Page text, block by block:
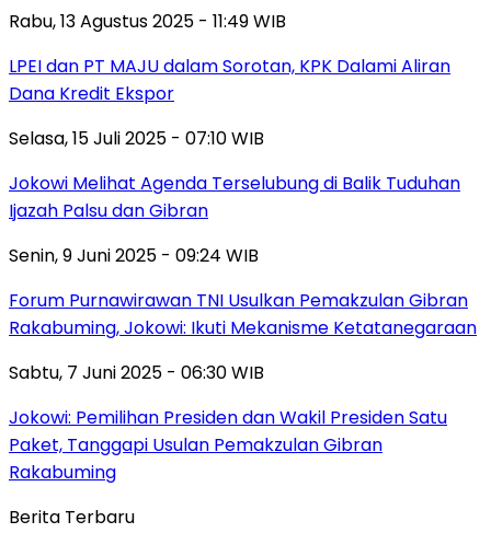
Rabu, 13 Agustus 2025 - 11:49 WIB
LPEI dan PT MAJU dalam Sorotan, KPK Dalami Aliran
Dana Kredit Ekspor
Selasa, 15 Juli 2025 - 07:10 WIB
Jokowi Melihat Agenda Terselubung di Balik Tuduhan
Ijazah Palsu dan Gibran
Senin, 9 Juni 2025 - 09:24 WIB
Forum Purnawirawan TNI Usulkan Pemakzulan Gibran
Rakabuming, Jokowi: Ikuti Mekanisme Ketatanegaraan
Sabtu, 7 Juni 2025 - 06:30 WIB
Jokowi: Pemilihan Presiden dan Wakil Presiden Satu
Paket, Tanggapi Usulan Pemakzulan Gibran
Rakabuming
Berita Terbaru